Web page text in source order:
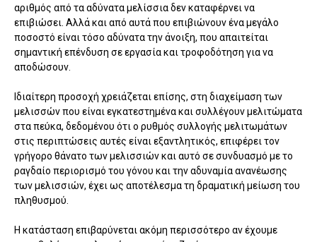
αριθμός από τα αδύνατα μελίσσια δεν καταφέρνει να
επιβιώσει. Αλλά και από αυτά που επιβιώνουν ένα μεγάλο
ποσοστό είναι τόσο αδύνατα την άνοιξη, που απαιτείται
σημαντική επένδυση σε εργασία και τροφοδότηση για να
αποδώσουν.
Ιδιαίτερη προσοχή χρειάζεται επίσης, στη διαχείμαση των
μελισσών που είναι εγκατεστημένα και συλλέγουν μελιτώματα
στα πεύκα, δεδομένου ότι ο ρυθμός συλλογής μελιτωμάτων
στις περιπτώσεις αυτές είναι εξαντλητικός, επιφέρει τον
γρήγορο θάνατο των μελισσιών και αυτό σε συνδυασμό με το
ραγδαίο περιορισμό του γόνου και την αδυναμία ανανέωσης
των μελισσιών, έχει ως αποτέλεσμα τη δραματική μείωση του
πληθυσμού.
Η κατάσταση επιβαρύνεται ακόμη περισσότερο αν έχουμε